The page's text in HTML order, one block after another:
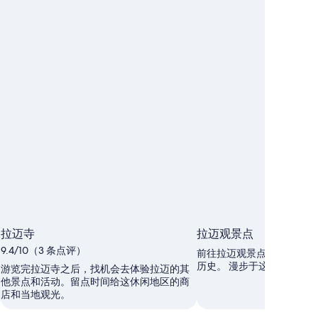
拉迈寺
9.4/10（3 条点评）
游览完拉迈寺之后，找机会去体验拉迈的其
他景点和活动。留点时间给这休闲地区的商
店和当地观光。
拉迈观景点
前往拉迈观景点稍作停留
历史。 漫步于这安逸地区